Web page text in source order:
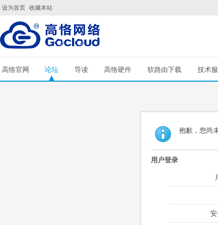
设为首页 收藏本站
高恪官网 论坛 导读 高恪硬件 软路由下载 技术
抱歉，您尚
用户登录